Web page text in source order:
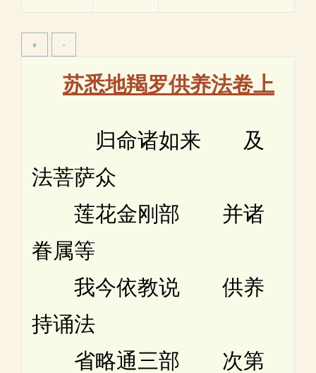
苏悉地羯罗供养法卷上
归命诸如来 及
法菩萨众
莲花金刚部 并诸
眷属等
我今依教说 供养
持诵法
省略通三部 次第